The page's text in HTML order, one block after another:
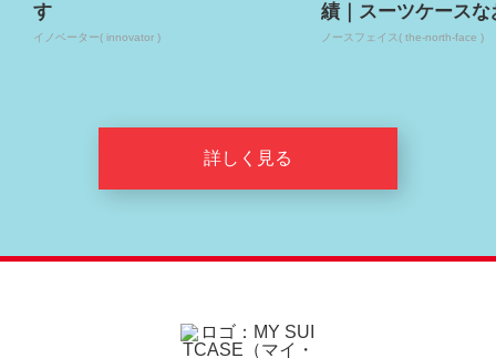
す
イノベーター( innovator )
績｜スーツケースな
ノースフェイス( the-north-face )
詳しく見る